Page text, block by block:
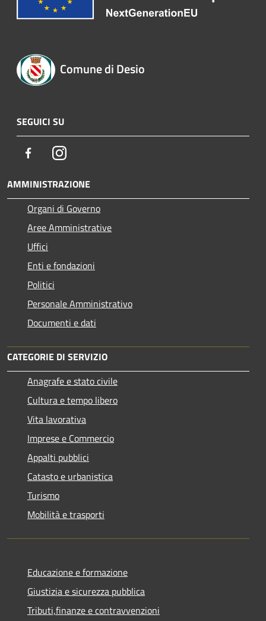
Comune di Desio
SEGUICI SU
FacebookInstagram
AMMINISTRAZIONE
Organi di Governo
Aree Amministrative
Uffici
Enti e fondazioni
Politici
Personale Amministrativo
Documenti e dati
CATEGORIE DI SERVIZIO
Anagrafe e stato civile
Cultura e tempo libero
Vita lavorativa
Imprese e Commercio
Appalti pubblici
Catasto e urbanistica
Turismo
Mobilità e trasporti
Educazione e formazione
Giustizia e sicurezza pubblica
Tributi,finanze e contravvenzioni